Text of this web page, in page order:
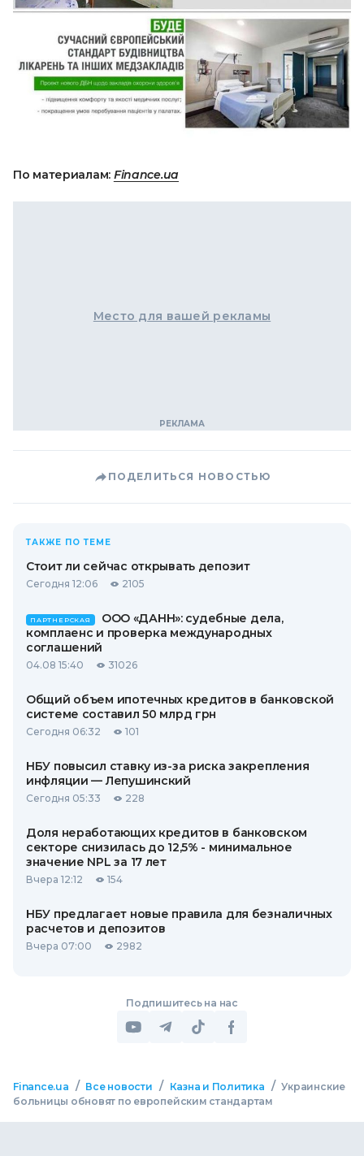
По материалам: Finance.ua
Место для вашей рекламы
ПОДЕЛИТЬСЯ НОВОСТЬЮ
ТАКЖЕ ПО ТЕМЕ
Стоит ли сейчас открывать депозит
Сегодня 12:06 2105
ПАРТНЕРСКАЯ
ООО «ДАНН»: судебные дела,
комплаенс и проверка международных
соглашений
04.08 15:40 31026
Общий объем ипотечных кредитов в банковской
системе составил 50 млрд грн
Сегодня 06:32 101
НБУ повысил ставку из-за риска закрепления
инфляции — Лепушинский
Сегодня 05:33 228
Доля неработающих кредитов в банковском
секторе снизилась до 12,5% - минимальное
значение NPL за 17 лет
Вчера 12:12 154
НБУ предлагает новые правила для безналичных
расчетов и депозитов
Вчера 07:00 2982
Подпишитесь на нас
Finance.ua / Все новости / Казна и Политика / Украинские
больницы обновят по европейским стандартам